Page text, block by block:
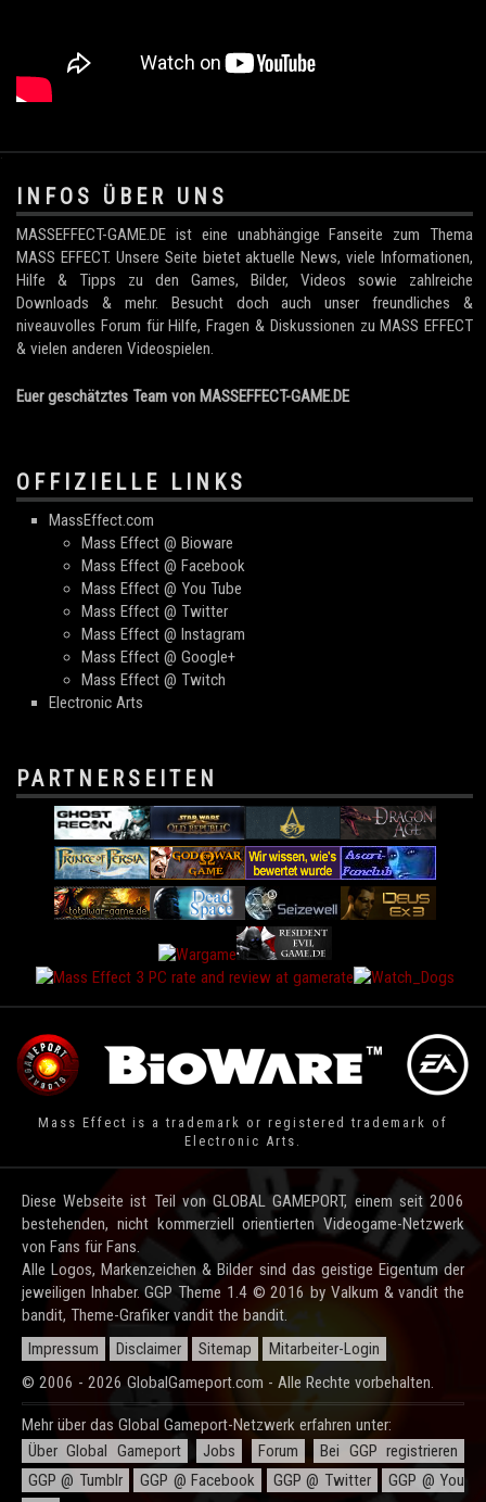
.
INFOS ÜBER UNS
MASSEFFECT-GAME.DE ist eine unabhängige Fanseite zum Thema
MASS EFFECT. Unsere Seite bietet aktuelle News, viele Informationen,
Hilfe & Tipps zu den Games, Bilder, Videos sowie zahlreiche
Downloads & mehr. Besucht doch auch unser freundliches &
niveauvolles Forum für Hilfe, Fragen & Diskussionen zu MASS EFFECT
& vielen anderen Videospielen.
Euer geschätztes Team von MASSEFFECT-GAME.DE
OFFIZIELLE LINKS
MassEffect.com
Mass Effect @ Bioware
Mass Effect @ Facebook
Mass Effect @ You Tube
Mass Effect @ Twitter
Mass Effect @ Instagram
Mass Effect @ Google+
Mass Effect @ Twitch
Electronic Arts
PARTNERSEITEN
Mass Effect is a trademark or registered trademark of
Electronic Arts.
Diese Webseite ist Teil von GLOBAL GAMEPORT, einem seit 2006
bestehenden, nicht kommerziell orientierten Videogame-Netzwerk
von Fans für Fans.
Alle Logos, Markenzeichen & Bilder sind das geistige Eigentum der
jeweiligen Inhaber. GGP Theme 1.4 © 2016 by Valkum & vandit the
bandit, Theme-Grafiker vandit the bandit.
Impressum
Disclaimer Sitemap
Mitarbeiter-Login
© 2006 - 2026 GlobalGameport.com - Alle Rechte vorbehalten.
Mehr über das Global Gameport-Netzwerk erfahren unter:
Über Global Gameport
Jobs Forum
Bei GGP registrieren
GGP @ Tumblr
GGP @ Facebook GGP @ Twitter
GGP @ You